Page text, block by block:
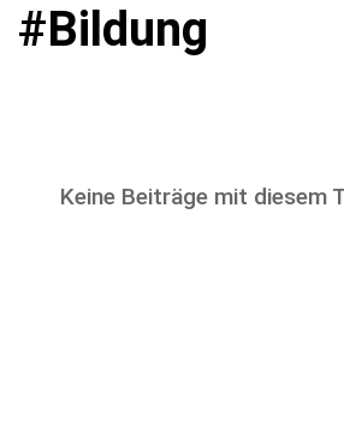
#Bildung
Keine Beiträge mit diesem